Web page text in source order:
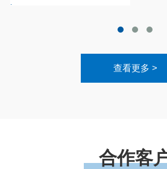
查看更多 >
合作客